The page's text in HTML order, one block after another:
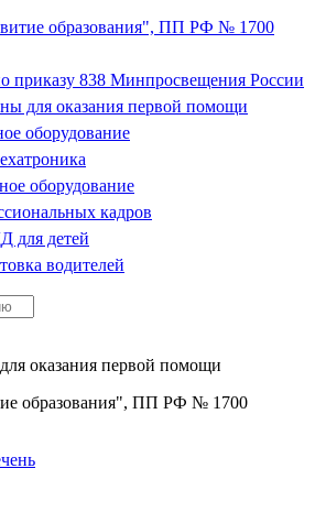
образования", ПП РФ № 1700
приказу 838 Минпросвещения России
для оказания первой помощи
оборудование
оборудование
кадров
для детей
водителей
оказания первой помощи
образования", ПП РФ № 1700